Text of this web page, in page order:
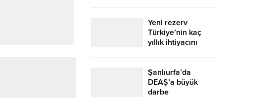
Yeni rezerv
Türkiye’nin kaç
yıllık ihtiyacını
Şanlıurfa’da
DEAŞ’a büyük
darbe